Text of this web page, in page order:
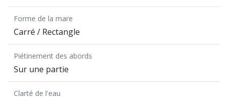
Forme de la mare
Carré / Rectangle
Piétinement des abords
Sur une partie
Clarté de l'eau